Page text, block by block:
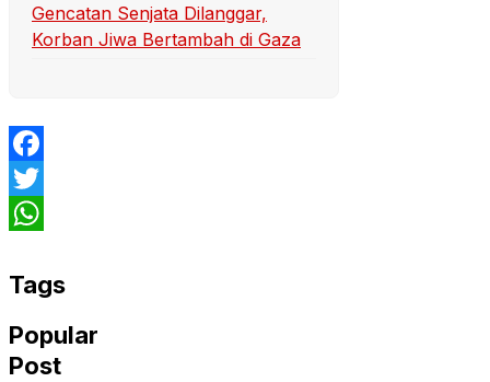
Gencatan Senjata Dilanggar,
Korban Jiwa Bertambah di Gaza
Facebook
Twitter
Tags
Popular
Post